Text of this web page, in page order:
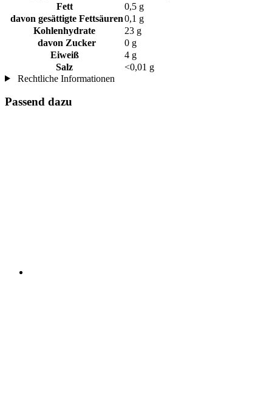
Fett
0,5 g
davon gesättigte Fettsäuren0,1 g
Kohlenhydrate
23 g
davon Zucker
0 g
Eiweiß
4 g
Salz
<0,01 g
Rechtliche Informationen
Passend dazu